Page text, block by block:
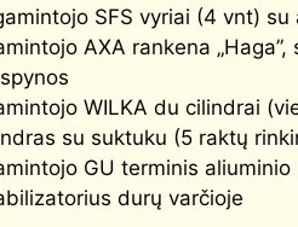
SFS vyriai (4 vnt)
AXA rankena
WILKA du cilindrai
su suktuku (5 raktų
GU terminis
durų varčioje